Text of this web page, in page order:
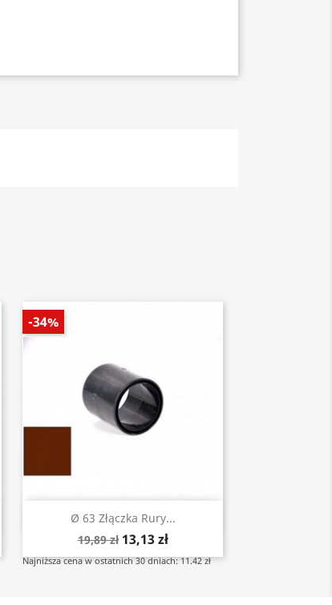
Ø 63 Złączka Rury...
19,89 zł 13,13 zł
Najniższa cena w ostatnich 30 dniach: 11.42 zł
-34%
Szybki podgląd